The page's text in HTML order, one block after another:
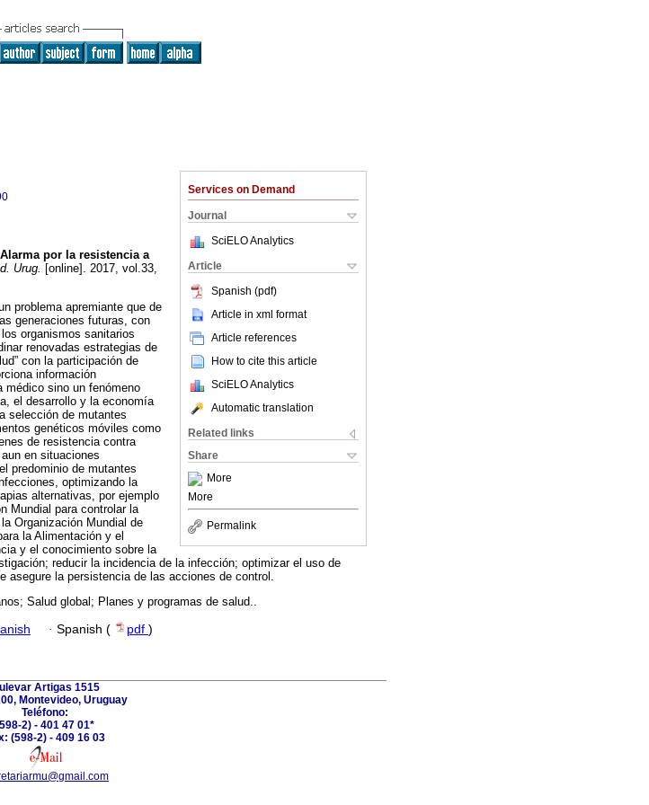
Services on Demand
Journal
SciELO Analytics
Article
Spanish (pdf)
Article in xml format
Article references
How to cite this article
SciELO Analytics
Automatic translation
Related links
Share
More
More
Permalink
Alarma por la resistencia a
Urug. [online]. 2017, vol.33,
problema apremiante que de
generaciones futuras, con
organismos sanitarios
renovadas estrategias de
con la participación de
información
médico sino un fenómeno
el desarrollo y la economía
selección de mutantes
genéticos móviles como
de resistencia contra
en situaciones
predominio de mutantes
optimizando la
alternativas, por ejemplo
Mundial para controlar la
Organización Mundial de
la Alimentación y el
y el conocimiento sobre la
reducir la incidencia de la infección; optimizar el uso de
asegure la persistencia de las acciones de control.
Salud global; Planes y programas de salud..
· Spanish ( pdf )
Artigas 1515
Montevideo, Uruguay
Teléfono:
2) - 401 47 01*
(598-2) - 409 16 03